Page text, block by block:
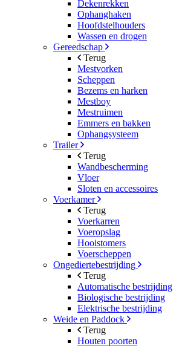
Dekenrekken
Ophanghaken
Hoofdstelhouders
Wassen en drogen
Gereedschap
Terug
Mestvorken
Scheppen
Bezems en harken
Mestboy
Mestruimen
Emmers en bakken
Ophangsysteem
Trailer
Terug
Wandbescherming
Vloer
Sloten en accessoires
Voerkamer
Terug
Voerkarren
Voeropslag
Hooistomers
Voerscheppen
Ongediertebestrijding
Terug
Automatische bestrijding
Biologische bestrijding
Elektrische bestrijding
Weide en Paddock
Terug
Houten poorten